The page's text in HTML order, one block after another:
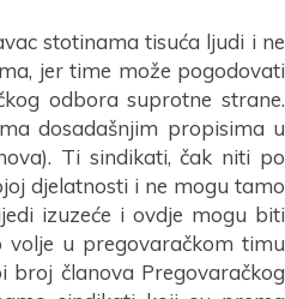
stotinama tisuća ljudi i ne
jer time može pogodovati
odbora suprotne strane.
dosadašnjim propisima u
Ti sindikati, čak niti po
djelatnosti i ne mogu tamo
izuzeće i ovdje mogu biti
volje u pregovaračkom timu
broj članova Pregovaračkog